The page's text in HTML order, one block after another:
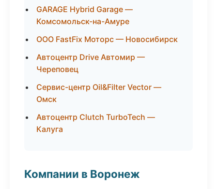
GARAGE Hybrid Garage —
Комсомольск-на-Амуре
ООО FastFix Моторс — Новосибирск
Автоцентр Drive Автомир —
Череповец
Сервис-центр Oil&Filter Vector —
Омск
Автоцентр Clutch TurboTech —
Калуга
Компании в Воронеж